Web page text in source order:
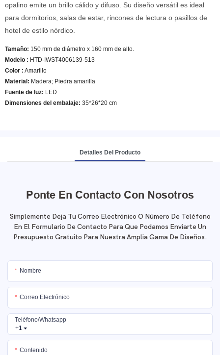
opalino emite un brillo cálido y difuso. Su diseño versátil es ideal
para dormitorios, salas de estar, rincones de lectura o pasillos de
hotel de estilo nórdico.
Tamaño: 150 mm de diámetro x 160 mm de alto.
Modelo : HTD-IWST4006139-513
Color : Amarillo
Material: Madera; Piedra amarilla
Fuente de luz: LED
Dimensiones del embalaje: 35*26*20 cm
Detalles Del Producto
Ponte En Contacto Con Nosotros
Simplemente Deja Tu Correo Electrónico O Número De Teléfono
En El Formulario De Contacto Para Que Podamos Enviarte Un
Presupuesto Gratuito Para Nuestra Amplia Gama De Diseños.
Nombre
Correo Electrónico
+1
Teléfono/whatsapp
Contenido